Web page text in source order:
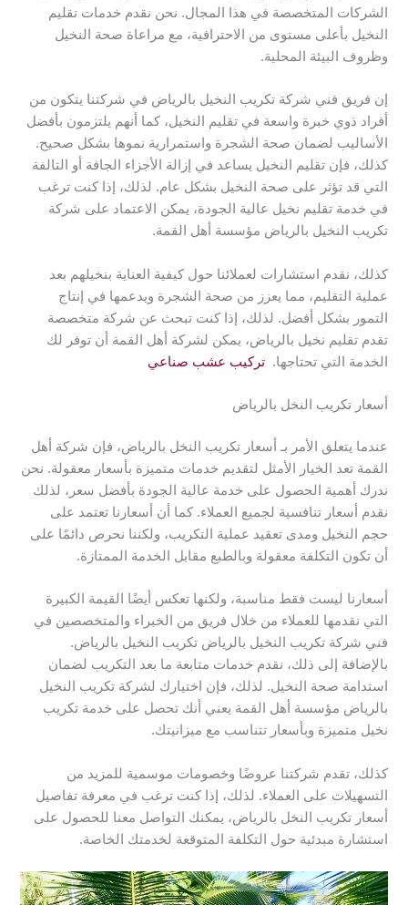
الشركات المتخصصة في هذا المجال. نحن نقدم خدمات تقليم
النخيل بأعلى مستوى من الاحترافية، مع مراعاة صحة النخيل
وظروف البيئة المحلية.
إن فريق فني شركة تكريب النخيل بالرياض في شركتنا يتكون من
أفراد ذوي خبرة واسعة في تقليم النخيل، كما أنهم يلتزمون بأفضل
الأساليب لضمان صحة الشجرة واستمرارية نموها بشكل صحيح.
كذلك، فإن تقليم النخيل يساعد في إزالة الأجزاء الجافة أو التالفة
التي قد تؤثر على صحة النخيل بشكل عام. لذلك، إذا كنت ترغب
في خدمة تقليم نخيل عالية الجودة، يمكن الاعتماد على شركة
تكريب النخيل بالرياض مؤسسة أهل القمة.
كذلك، نقدم استشارات لعملائنا حول كيفية العناية بنخيلهم بعد
عملية التقليم، مما يعزز من صحة الشجرة ويدعمها في إنتاج
التمور بشكل أفضل. لذلك، إذا كنت تبحث عن شركة متخصصة
تقدم تقليم نخيل بالرياض، يمكن لشركة أهل القمة أن توفر لك
الخدمة التي تحتاجها.تركيب عشب صناعي
أسعار تكريب النخل بالرياض
عندما يتعلق الأمر بـ أسعار تكريب النخل بالرياض، فإن شركة أهل
القمة تعد الخيار الأمثل لتقديم خدمات متميزة بأسعار معقولة. نحن
ندرك أهمية الحصول على خدمة عالية الجودة بأفضل سعر، لذلك
نقدم أسعار تنافسية لجميع العملاء. كما أن أسعارنا تعتمد على
حجم النخيل ومدى تعقيد عملية التكريب، ولكننا نحرص دائمًا على
أن تكون التكلفة معقولة وبالطبع مقابل الخدمة الممتازة.
أسعارنا ليست فقط مناسبة، ولكنها تعكس أيضًا القيمة الكبيرة
التي نقدمها للعملاء من خلال فريق من الخبراء والمتخصصين في
فني شركة تكريب النخيل بالرياض تكريب النخيل بالرياض.
بالإضافة إلى ذلك، نقدم خدمات متابعة ما بعد التكريب لضمان
استدامة صحة النخيل. لذلك، فإن اختيارك لشركة تكريب النخيل
بالرياض مؤسسة أهل القمة يعني أنك تحصل على خدمة تكريب
نخيل متميزة وبأسعار تتناسب مع ميزانيتك.
كذلك، تقدم شركتنا عروضًا وخصومات موسمية للمزيد من
التسهيلات على العملاء. لذلك، إذا كنت ترغب في معرفة تفاصيل
أسعار تكريب النخل بالرياض، يمكنك التواصل معنا للحصول على
استشارة مبدئية حول التكلفة المتوقعة لخدمتك الخاصة.